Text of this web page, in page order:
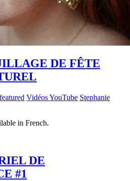
DE FÊTE
featured Vidéos YouTube Stephanie
in French.
DE
#1